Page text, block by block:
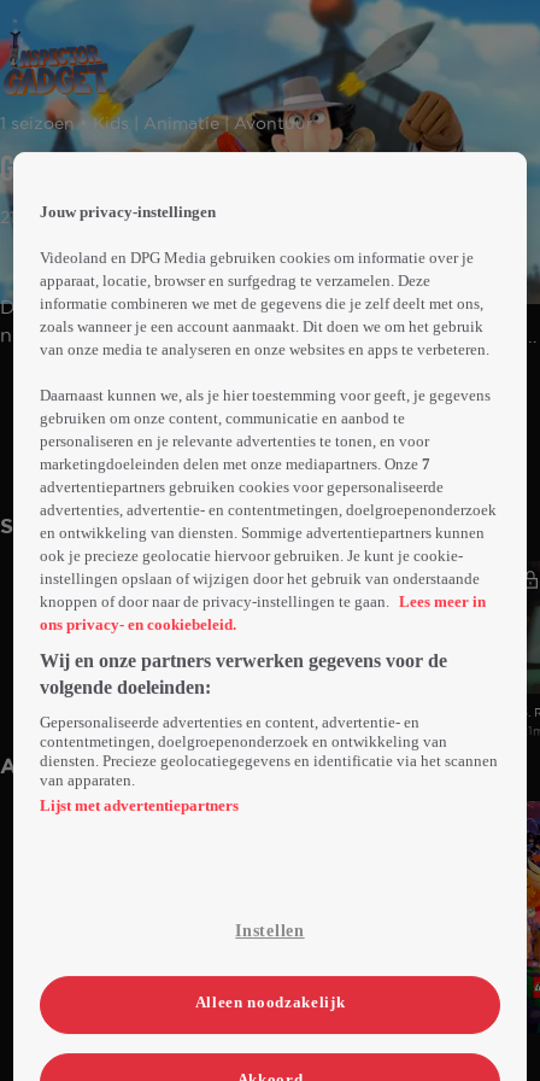
page
1 seizoen • Kids | Animatie | Avontuur
Gadget 2.0
21min
Dr. Claw heeft zijn wereldwijde misdaadsyndicaat MAD
nieuw leven ingeblazen. De enige die hem kan stoppen,
is de klungelige Inspector Gadget. Met hulp van zijn
nichtje Penny en haar hond Brain probeert Gadget de
wereld uit de klauwen van zijn aartsvijand te houden.
Meer
info
Seizoen 1
21min
Zo 19 mei 24
Game Over
21min
3.
Anderen kijken ook
programma
programma
Jouw privacy-instellingen
Videoland en DPG Media gebruiken cookies om informatie over je
apparaat, locatie, browser en surfgedrag te verzamelen. Deze
informatie combineren we met de gegevens die je zelf deelt met ons,
zoals wanneer je een account aanmaakt. Dit doen we om het gebruik
van onze media te analyseren en onze websites en apps te verbeteren.
Daarnaast kunnen we, als je hier toestemming voor geeft, je gegevens
gebruiken om onze content, communicatie en aanbod te
personaliseren en je relevante advertenties te tonen, en voor
marketingdoeleinden delen met onze mediapartners. Onze7
advertentiepartners gebruiken cookies voor gepersonaliseerde
advertenties, advertentie- en contentmetingen, doelgroepenonderzoek
en ontwikkeling van diensten. Sommige advertentiepartners kunnen
ook je precieze geolocatie hiervoor gebruiken. Je kunt je cookie-
instellingen opslaan of wijzigen door het gebruik van onderstaande
knoppen of door naar de privacy-instellingen te gaan.
Lees meer in
ons privacy- en cookiebeleid.
Wij en onze partners verwerken gegevens voor de
volgende doeleinden:
Gepersonaliseerde advertenties en content, advertentie- en
contentmetingen, doelgroepenonderzoek en ontwikkeling van
diensten. Precieze geolocatiegegevens en identificatie via het scannen
van apparaten.
Lijst met advertentiepartners
Instellen
Alleen noodzakelijk